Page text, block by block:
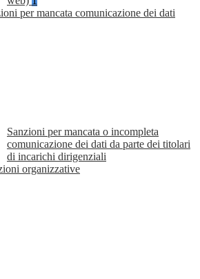
per mancata comunicazione dei dati
Sanzioni per mancata o incompleta
comunicazione dei dati da parte dei titolari
di incarichi dirigenziali
organizzative